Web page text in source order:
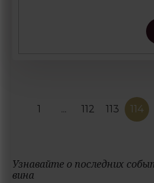
1 ... 112 113 114
Узнавайте о последних
вина